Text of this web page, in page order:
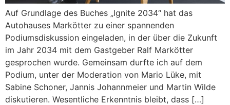
Auf Grundlage des Buches „Ignite 2034“ hat das
Autohauses Markötter zu einer spannenden
Podiumsdiskussion eingeladen, in der über die Zukunft
im Jahr 2034 mit dem Gastgeber Ralf Markötter
gesprochen wurde. Gemeinsam durfte ich auf dem
Podium, unter der Moderation von Mario Lüke, mit
Sabine Schoner, Jannis Johannmeier und Martin Wilde
diskutieren. Wesentliche Erkenntnis bleibt, dass […]